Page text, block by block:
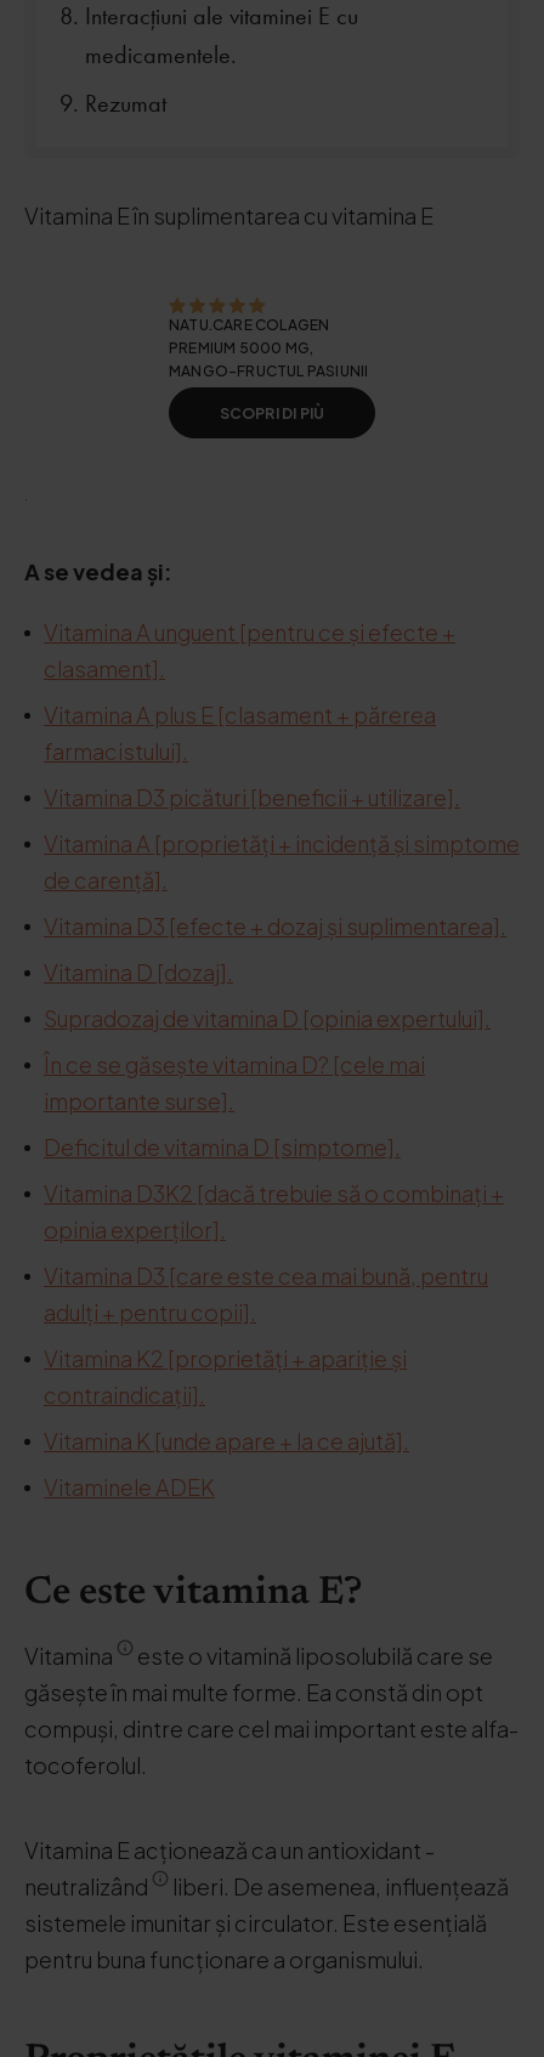
Interacțiuni ale vitaminei E cu
medicamentele.
Rezumat
Vitamina E în suplimentarea cu vitamina E
NATU.CARE COLAGEN
PREMIUM 5000 MG,
MANGO-FRUCTUL PASIUNII
SCOPRI DI PIÙ
A se vedea și:
Vitamina A unguent [pentru ce și efecte +
clasament].
Vitamina A plus E [clasament + părerea
farmacistului].
Vitamina D3 picături [beneficii + utilizare].
Vitamina A [proprietăți + incidență și simptome
de carență].
Vitamina D3 [efecte + dozaj și suplimentarea].
Vitamina D [dozaj].
Supradozaj de vitamina D [opinia expertului].
În ce se găsește vitamina D? [cele mai
importante surse].
Deficitul de vitamina D [simptome].
Vitamina D3K2 [dacă trebuie să o combinați +
opinia experților].
Vitamina D3 [care este cea mai bună, pentru
adulți + pentru copii].
Vitamina K2 [proprietăți + apariție și
contraindicații].
Vitamina K [unde apare + la ce ajută].
Vitaminele ADEK
Ce este vitamina E?
Vitamina
este o vitamină liposolubilă care se
găsește în mai multe forme. Ea constă din opt
compuși, dintre care cel mai important este alfa-
tocoferolul.
Vitamina E acționează ca un antioxidant -
neutralizând
liberi. De asemenea, influențează
sistemele imunitar și circulator. Este esențială
pentru buna funcționare a organismului.